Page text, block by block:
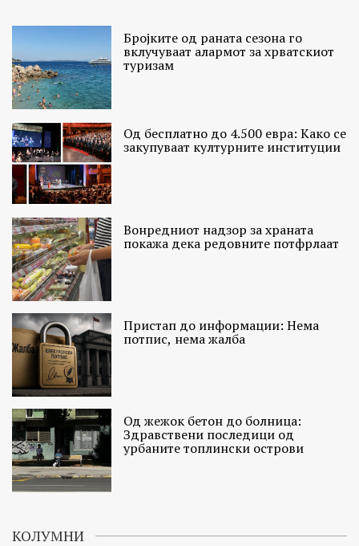
Бројките од раната сезона го
вклучуваат алармот за хрватскиот
туризам
Од бесплатно до 4.500 евра: Како се
закупуваат културните институции
Вонредниот надзор за храната
покажа дека редовните потфрлаат
Пристап до информации: Нема
потпис, нема жалба
Од жежок бетон до болница:
Здравствени последици од
урбаните топлински острови
КОЛУМНИ